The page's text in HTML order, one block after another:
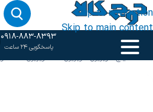
Skip to navigation
Skip to main content
0918-883-8393
پاسخگویی 24 ساعت
خانه‹50 اینچ /تلویزیون/تلویزیون 4K /تلویزیون LED /